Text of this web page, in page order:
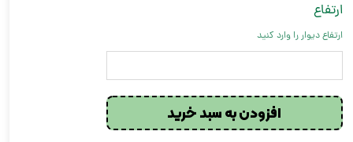
ارتفاع
ارتفاع دیوار را وارد کنید
افزودن به سبد خرید